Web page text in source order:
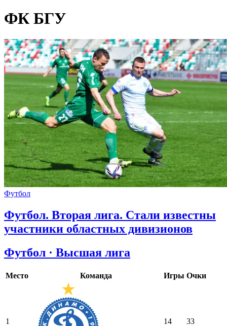
ФК БГУ
Футбол
Футбол. Вторая лига. Стали известны
участники областных дивизионов
Футбол · Высшая лига
Место Команда Игры Очки
1 14 33